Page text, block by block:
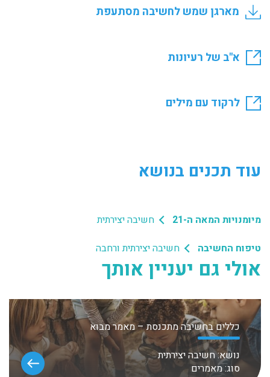
מארגן שמש לחשיבה מסתעפת
א"ב של רעיונות
לרקוד עם מילים
עוד תכנים בנושא
מיומנויות המאה ה-21
חשיבה יצירתית
טיפוח החשיבה
חשיבה יצירתית ורחבה
אולי גם יעניין אותך
כללים בחשיבה מתכנסת – מאמר מבוא
נושא:חשיבה יצירתית
סוג:מאמרים